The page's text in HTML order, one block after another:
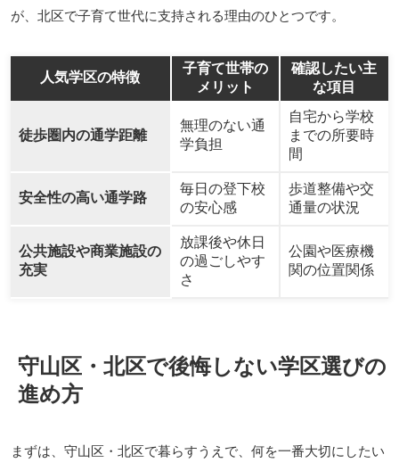
が、北区で子育て世代に支持される理由のひとつです。
人気学区の特徴
子育て世帯の
メリット
確認したい主
な項目
徒歩圏内の通学距離
無理のない通
学負担
自宅から学校
までの所要時
間
安全性の高い通学路
毎日の登下校
の安心感
歩道整備や交
通量の状況
公共施設や商業施設の
充実
放課後や休日
の過ごしやす
さ
公園や医療機
関の位置関係
守山区・北区で後悔しない学区選びの
進め方
まずは、守山区・北区で暮らすうえで、何を一番大切にしたい